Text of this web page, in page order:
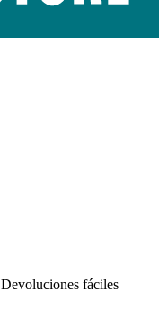
Devoluciones fáciles